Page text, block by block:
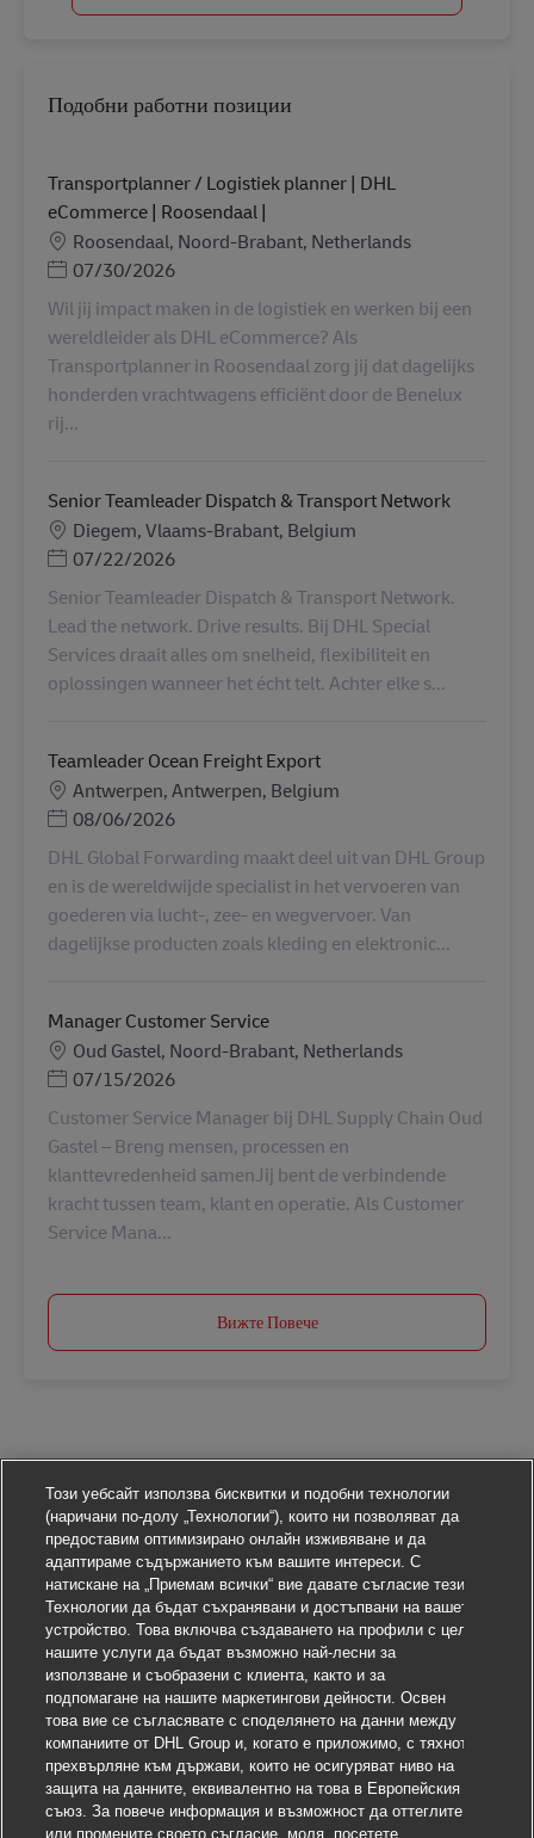
Подобни работни позиции
Transportplanner / Logistiek planner | DHL
eCommerce | Roosendaal |
Местоположение
Roosendaal, Noord-Brabant, Netherlands
Posted Date
07/30/2026
Wil jij impact maken in de logistiek en werken bij een
wereldleider als DHL eCommerce? Als
Transportplanner in Roosendaal zorg jij dat dagelijks
honderden vrachtwagens efficiënt door de Benelux
rij...
Senior Teamleader Dispatch & Transport Network
Местоположение
Diegem, Vlaams-Brabant, Belgium
Posted Date
07/22/2026
Senior Teamleader Dispatch & Transport Network.
Lead the network. Drive results. Bij DHL Special
Services draait alles om snelheid, flexibiliteit en
oplossingen wanneer het écht telt. Achter elke s...
Teamleader Ocean Freight Export
Местоположение
Antwerpen, Antwerpen, Belgium
Posted Date
08/06/2026
DHL Global Forwarding maakt deel uit van DHL Group
en is de wereldwijde specialist in het vervoeren van
goederen via lucht-, zee- en wegvervoer. Van
dagelijkse producten zoals kleding en elektronic...
Manager Customer Service
Местоположение
Oud Gastel, Noord-Brabant, Netherlands
Posted Date
07/15/2026
Customer Service Manager bij DHL Supply Chain Oud
Gastel – Breng mensen, processen en
klanttevredenheid samenJij bent de verbindende
kracht tussen team, klant en operatie. Als Customer
Service Mana...
Вижте Повече
Този уебсайт използва бисквитки и подобни технологии
(наричани по-долу „Технологии“), които ни позволяват да
предоставим оптимизирано онлайн изживяване и да
адаптираме съдържанието към вашите интереси. С
натискане на „Приемам всички“ вие давате съгласие тези
Технологии да бъдат съхранявани и достъпвани на вашето
устройство. Това включва създаването на профили с цел
нашите услуги да бъдат възможно най-лесни за
използване и съобразени с клиента, както и за
подпомагане на нашите маркетингови дейности. Освен
това вие се съгласявате с споделянето на данни между
компаниите от DHL Group и, когато е приложимо, с тяхното
прехвърляне към държави, които не осигуряват ниво на
защита на данните, еквивалентно на това в Европейския
съюз. За повече информация и възможност да оттеглите
или промените своето съгласие, моля, посетете